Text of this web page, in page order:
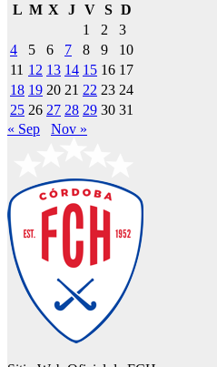
L M X J V S D
1
2
3
4
5 6 7 8 9
10
11 12 13 14 15 16 17
18 19 20 21 22 23 24
25 26 27 28 29 30 31
« Sep
Nov »